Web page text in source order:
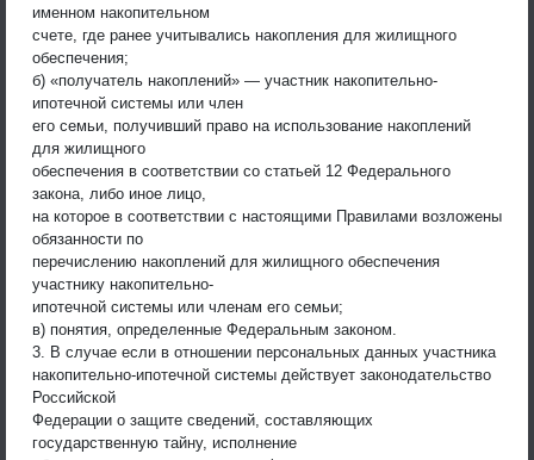
именном накопительном
счете, где ранее учитывались накопления для жилищного
обеспечения;
б) «получатель накоплений» — участник накопительно-
ипотечной системы или член
его семьи, получивший право на использование накоплений
для жилищного
обеспечения в соответствии со статьей 12 Федерального
закона, либо иное лицо,
на которое в соответствии с настоящими Правилами возложены
обязанности по
перечислению накоплений для жилищного обеспечения
участнику накопительно-
ипотечной системы или членам его семьи;
в) понятия, определенные Федеральным законом.
3. В случае если в отношении персональных данных участника
накопительно-ипотечной системы действует законодательство
Российской
Федерации о защите сведений, составляющих
государственную тайну, исполнение